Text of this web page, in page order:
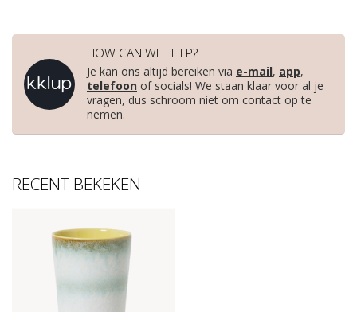
HOW CAN WE HELP?
Je kan ons altijd bereiken via e-mail, app,
telefoon of socials! We staan klaar voor al je
vragen, dus schroom niet om contact op te
nemen.
RECENT BEKEKEN